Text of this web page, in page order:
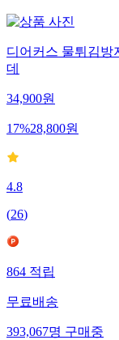
디어커스 물튀김방
데
34,900원
17%28,800원
4.8
(26)
864 적립
무료배송
393,067명 구매중